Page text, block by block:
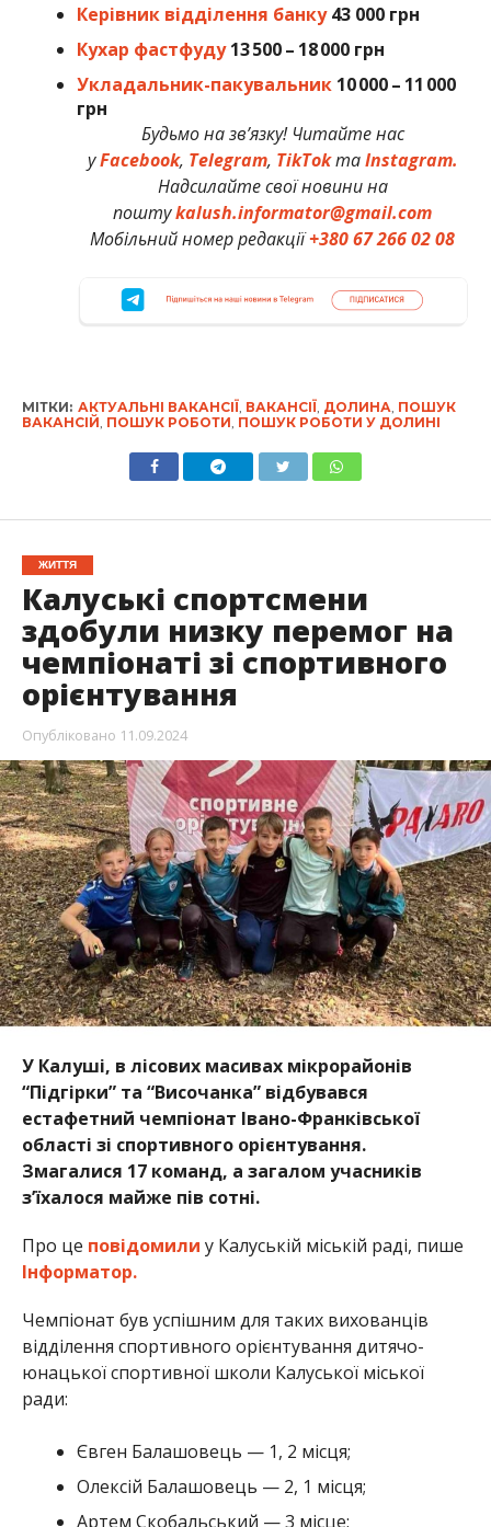
Керівник відділення банку 43 000 грн
Кухар фастфуду 13 500 – 18 000 грн
Укладальник-пакувальник 10 000 – 11 000
грн
Будьмо на зв’язку! Читайте нас
уFacebook, Telegram, TikTokтаInstagram.
Надсилайте свої новини на
поштуkalush.informator@gmail.com
Мобільний номер редакції+380 67 266 02 08
МІТКИ: АКТУАЛЬНІ ВАКАНСІЇ, ВАКАНСІЇ, ДОЛИНА ПОШУК
ВАКАНСІЙ ПОШУК РОБОТИ ПОШУК РОБОТИ У ДОЛИНІ
ЖИТТЯ
Калуські спортсмени
здобули низку перемог на
чемпіонаті зі спортивного
орієнтування
Опубліковано 11.09.2024
У Калуші, в лісових масивах мікрорайонів
“Підгірки” та “Височанка” відбувався
естафетний чемпіонат Івано-Франківської
області зі спортивного орієнтування.
Змагалися 17 команд, а загалом учасників
з’їхалося майже пів сотні.
Про це повідомили у Калуській міській раді, пише
Інформатор.
Чемпіонат був успішним для таких вихованців
відділення спортивного орієнтування дитячо-
юнацької спортивної школи Калуської міської
ради:
Євген Балашовець — 1, 2 місця;
Олексій Балашовець — 2, 1 місця;
Артем Скобальський — 3 місце;